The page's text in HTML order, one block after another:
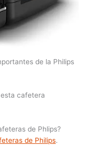
de la Philips
cafetera
de Phlips?
de Philips.